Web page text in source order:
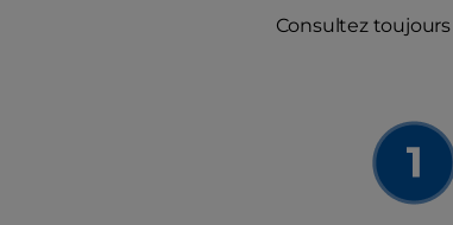
Consultez